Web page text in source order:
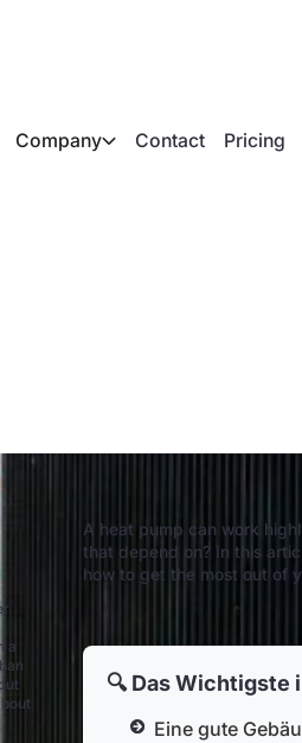
Company Contact Pricing
a
A heat pump can work
that depend on? In this
how to get the most out of
🔍 Das Wichtigste
Eine gute